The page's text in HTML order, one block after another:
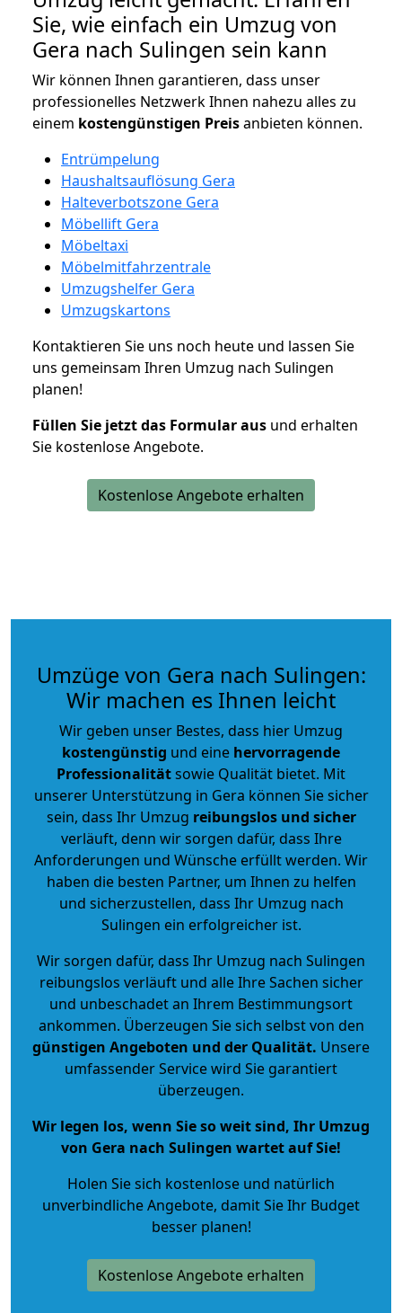
Sie, wie einfach ein Umzug von
Gera nach Sulingen sein kann
Wir können Ihnen garantieren, dass unser
professionelles Netzwerk Ihnen nahezu alles zu
einem kostengünstigen Preisanbieten können.
Entrümpelung
Haushaltsauflösung Gera
Halteverbotszone Gera
Möbellift Gera
Möbeltaxi
Möbelmitfahrzentrale
Umzugshelfer Gera
Umzugskartons
Kontaktieren Sie uns noch heute und lassen Sie
uns gemeinsam Ihren Umzug nach Sulingen
planen!
Füllen Sie jetzt das Formular aus und erhalten
Sie kostenlose Angebote.
Kostenlose Angebote erhalten
Umzüge von Gera nach Sulingen:
Wir machen es Ihnen leicht
Wir geben unser Bestes, dass hier Umzug
kostengünstig und eine hervorragende
Professionalitätsowie Qualität bietet. Mit
unserer Unterstützung in Gera können Sie sicher
sein, dass Ihr Umzug reibungslos und sicher
verläuft, denn wir sorgen dafür, dass Ihre
Anforderungen und Wünsche erfüllt werden. Wir
haben die besten Partner, um Ihnen zu helfen
und sicherzustellen, dass Ihr Umzug nach
Sulingen ein erfolgreicher ist.
Wir sorgen dafür, dass Ihr Umzug nach Sulingen
reibungslos verläuft und alle Ihre Sachen sicher
und unbeschadet an Ihrem Bestimmungsort
ankommen. Überzeugen Sie sich selbst von den
günstigen Angeboten und der Qualität. Unsere
umfassender Service wird Sie garantiert
überzeugen.
Wir legen los, wenn Sie so weit sind, Ihr Umzug
von Gera nach Sulingen wartet auf Sie!
Holen Sie sich kostenlose und natürlich
unverbindliche Angebote, damit Sie Ihr Budget
besser planen!
Kostenlose Angebote erhalten